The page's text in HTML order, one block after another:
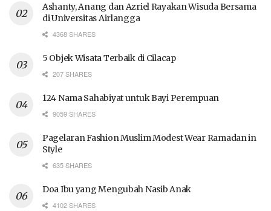
Ashanty, Anang dan Azriel Rayakan Wisuda Bersama
di Universitas Airlangga
4368 SHARES
5 Objek Wisata Terbaik di Cilacap
207 SHARES
124 Nama Sahabiyat untuk Bayi Perempuan
9059 SHARES
Pagelaran Fashion Muslim Modest Wear Ramadan in
Style
635 SHARES
Doa Ibu yang Mengubah Nasib Anak
4102 SHARES